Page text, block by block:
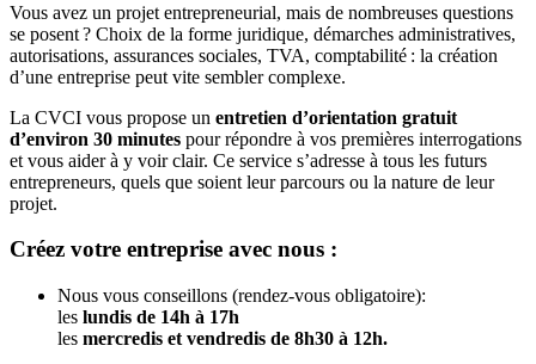
Vous avez un projet entrepreneurial, mais de nombreuses questions
se posent ? Choix de la forme juridique, démarches administratives,
autorisations, assurances sociales, TVA, comptabilité : la création
d’une entreprise peut vite sembler complexe.
La CVCI vous propose un entretien d’orientation gratuit
d’environ 30 minutes pour répondre à vos premières interrogations
et vous aider à y voir clair. Ce service s’adresse à tous les futurs
entrepreneurs, quels que soient leur parcours ou la nature de leur
projet.
Créez votre entreprise avec nous :
Nous vous conseillons (rendez-vous obligatoire):
les lundis de 14h à 17h
les mercredis et vendredis de 8h30 à 12h.